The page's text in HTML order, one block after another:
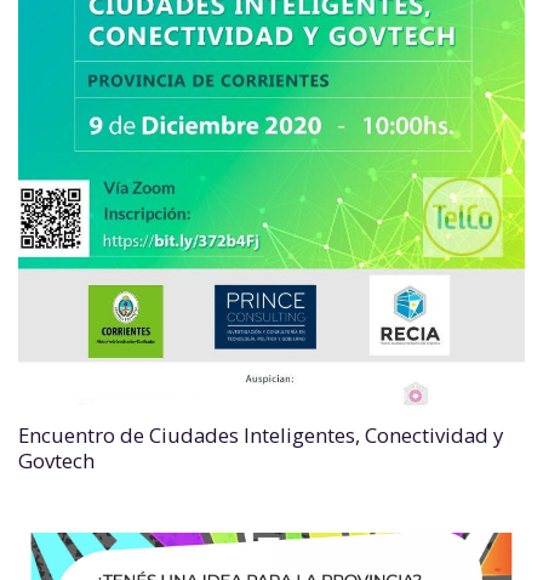
Encuentro de Ciudades Inteligentes, Conectividad y
Govtech